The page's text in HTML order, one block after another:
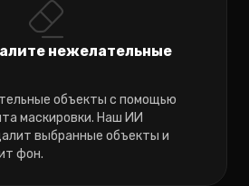
нежелательные
объекты с помощью
маскировки. Наш ИИ
выбранные объекты и
фон.